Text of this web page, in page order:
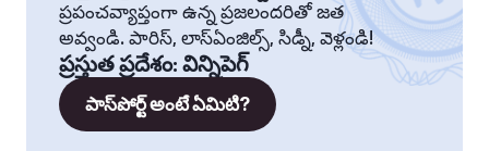
ప్రపంచవ్యాప్తంగా ఉన్న ప్రజలందరితో జత
అవ్వండి. పారిస్, లాస్‌ఏంజిల్స్, సిడ్నీ, వెళ్లండి!
ప్రస్తుత ప్రదేశం: విన్నిపెగ్
పాస్‌పోర్ట్ అంటే ఏమిటి?